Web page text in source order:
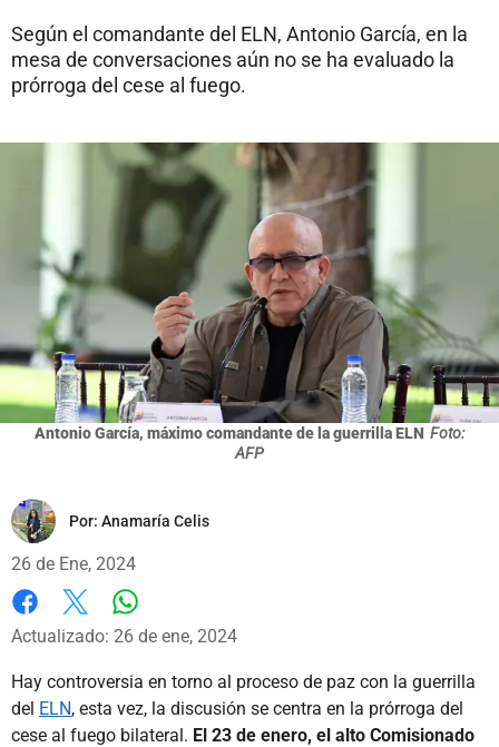
Según el comandante del ELN, Antonio García, en la
mesa de conversaciones aún no se ha evaluado la
prórroga del cese al fuego.
Antonio García, máximo comandante de la guerrilla ELN Foto:
AFP
Por: Anamaría Celis
26 de Ene, 2024
Facebook
X
Actualizado: 26 de ene, 2024
Hay controversia en torno al proceso de paz con la guerrilla
del ELN, esta vez, la discusión se centra en la prórroga del
cese al fuego bilateral. El 23 de enero, el alto Comisionado